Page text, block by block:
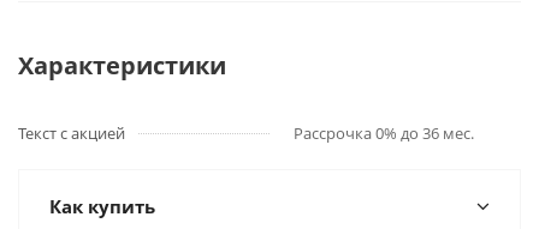
Характеристики
Текст с акцией Рассрочка 0% до 36 мес.
Как купить